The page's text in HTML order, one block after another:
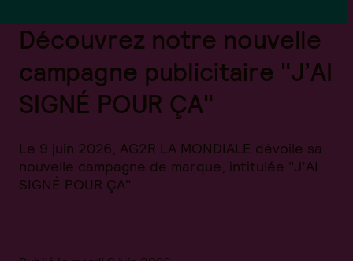
Découvrez notre nouvelle
campagne publicitaire "J’AI
SIGNÉ POUR ÇA"
Le 9 juin 2026, AG2R LA MONDIALE dévoile sa
nouvelle campagne de marque, intitulée "J’AI
SIGNÉ POUR ÇA".